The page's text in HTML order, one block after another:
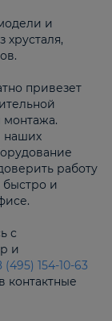
и
привезет
монтажа.
наших
работу
быстро и
с
и
(495) 154-10-63
контактные